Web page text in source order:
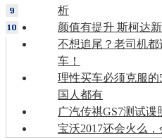
析
颜值有提升 斯柯达
不想追尾？老司机
车！
理性买车必须克服的
国人都有
广汽传祺GS7测试
宝沃2017还会火么